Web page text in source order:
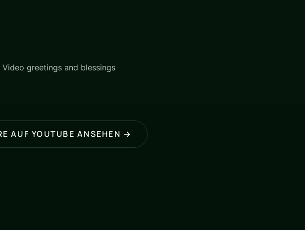
greetings and blessings
AUF YOUTUBE ANSEHEN →